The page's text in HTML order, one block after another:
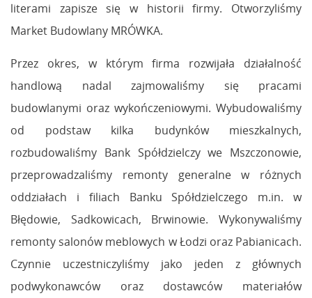
literami zapisze się w historii firmy. Otworzyliśmy
Market Budowlany MRÓWKA.
Przez okres, w którym firma rozwijała działalność
handlową nadal zajmowaliśmy się pracami
budowlanymi oraz wykończeniowymi. Wybudowaliśmy
od podstaw kilka budynków mieszkalnych,
rozbudowaliśmy Bank Spółdzielczy we Mszczonowie,
przeprowadzaliśmy remonty generalne w różnych
oddziałach i filiach Banku Spółdzielczego m.in. w
Błędowie, Sadkowicach, Brwinowie. Wykonywaliśmy
remonty salonów meblowych w Łodzi oraz Pabianicach.
Czynnie uczestniczyliśmy jako jeden z głównych
podwykonawców oraz dostawców materiałów